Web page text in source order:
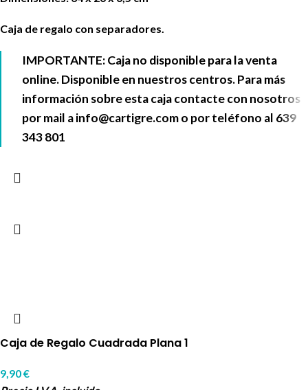
Caja de regalo con separadores.
IMPORTANTE: Caja no disponible para la venta
online. Disponible en nuestros centros. Para más
información sobre esta caja contacte con nosotros
por mail a info@cartigre.com o por teléfono al 639
343 801
Caja de Regalo Cuadrada Plana 1
9,90€